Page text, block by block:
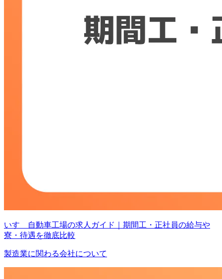
いすゞ自動車工場の求人ガイド｜期間工・正社員の給与や
寮・待遇を徹底比較
製造業に関わる会社について